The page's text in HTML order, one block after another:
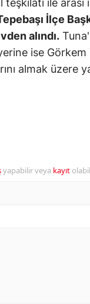
Edirne
Elazığ
Erzincan
Giresun
ile arası
İlçe
alındı.
ise Görkem
almak üzere
yapabilir veya kayıt